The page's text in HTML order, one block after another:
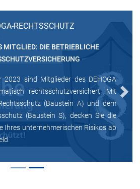
RECHTSSCHUTZ
MITGLIED: DIE BETRIEBLICHE
sind Mitglieder des DEHOGA
rechtsschutzversichert. Mit
(Baustein A) und dem
(Baustein S), decken Sie die
Ihres unternehmerischen Risikos ab
Next